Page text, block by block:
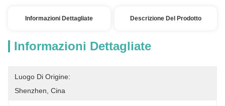
Informazioni Dettagliate Descrizione Del Prodotto
Informazioni Dettagliate
Luogo Di Origine:
Shenzhen, Cina